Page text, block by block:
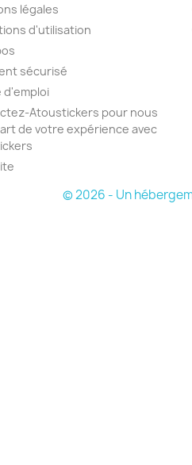
légales
d'utilisation
sécurisé
d'emploi
Atoustickers pour nous
de votre expérience avec
© 2026 - Un